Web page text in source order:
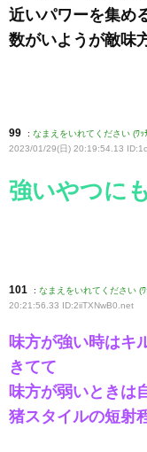
近いパワーを集め
数がいようが敵味
99 : なまえをいれてください (ﾜ
2023/01/29(日) 20:19:54.13
強いやつに
101 : なまえをいれてください
20:21:56.33 ID:2iiTXNwB0 .net
味方が強い時はキ
きてて
味方が弱いときは
猪スタイルの短射